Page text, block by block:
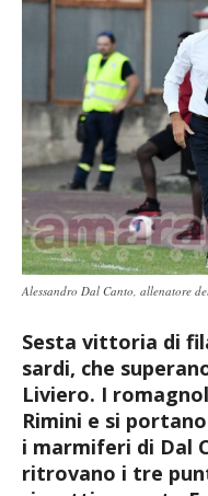
Alessandro Dal Canto, allenatore
Sesta vittoria di
sardi, che
Liviero. I
Rimini e si
i marmiferi di Dal
ritrovano i tre